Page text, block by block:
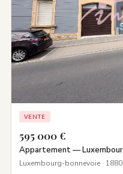
VENTE
595 000 €
Appartement —
Luxembourg-bonnevoie · 1880